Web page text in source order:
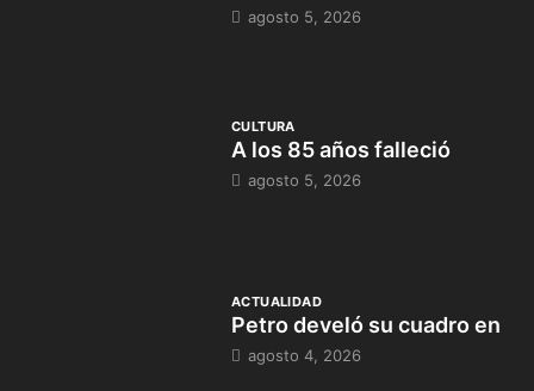
agosto 5, 2026
CULTURA
A los 85 años falleció
agosto 5, 2026
ACTUALIDAD
Petro develó su cuadro en
agosto 4, 2026